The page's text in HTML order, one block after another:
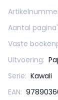
Aantal
Vaste
Uitvoering:
Serie: Kawaii
EAN: